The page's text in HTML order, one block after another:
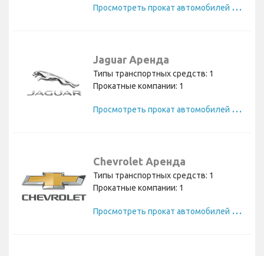
П
росмотреть прокат автомобилей Polestar
Jaguar Аренда
Типы транспортных средств: 1
Прокатные компании: 1
П
росмотреть прокат автомобилей Jaguar
Chevrolet Аренда
Типы транспортных средств: 1
Прокатные компании: 1
П
росмотреть прокат автомобилей Chevrolet